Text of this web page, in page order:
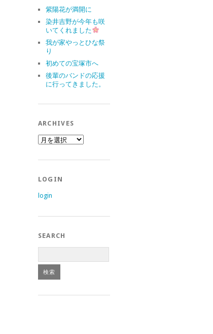
紫陽花が満開に
染井吉野が今年も咲
いてくれました
我が家やっとひな祭
り
初めての宝塚市へ
後輩のバンドの応援
に行ってきました。
ARCHIVES
archives
LOGIN
login
SEARCH